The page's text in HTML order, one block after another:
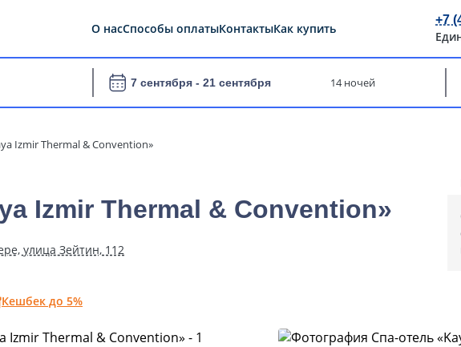
О насСпособы оплатыКонтактыКак купить
+7
7 сентября - 21 сентября 14 ночей
Izmir Thermal & Convention»
Izmir Thermal & Convention»
улица Зейтин, 112
Кешбек до 5%